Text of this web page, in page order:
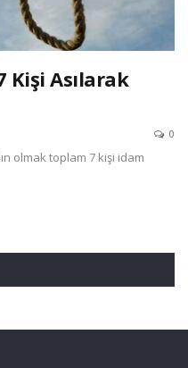
Kişi Asılarak
0
olmak toplam 7 kişi idam